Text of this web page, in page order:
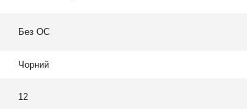
Без ОС
Чорний
12